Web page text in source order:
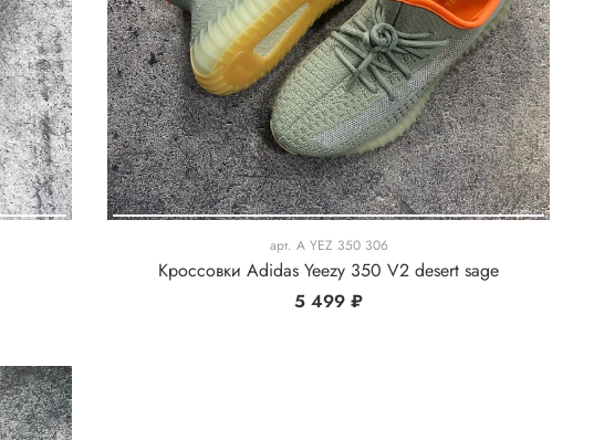
арт. A YEZ 350 306
Кроссовки Adidas Yeezy 350 V2 desert sage
5 499 ₽